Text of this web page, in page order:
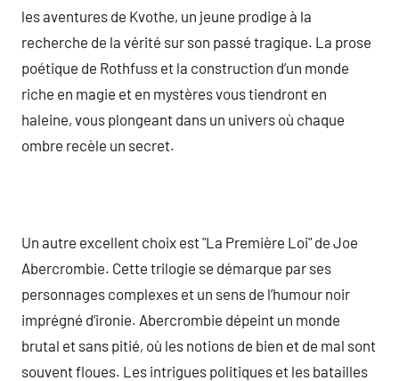
les aventures de Kvothe, un jeune prodige à la
recherche de la vérité sur son passé tragique. La prose
poétique de Rothfuss et la construction d’un monde
riche en magie et en mystères vous tiendront en
haleine, vous plongeant dans un univers où chaque
ombre recèle un secret.
Un autre excellent choix est "La Première Loi" de Joe
Abercrombie. Cette trilogie se démarque par ses
personnages complexes et un sens de l’humour noir
imprégné d’ironie. Abercrombie dépeint un monde
brutal et sans pitié, où les notions de bien et de mal sont
souvent floues. Les intrigues politiques et les batailles